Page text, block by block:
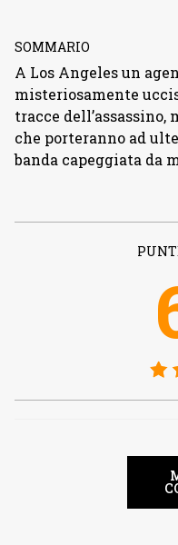
SOMMARIO
A Los Angeles un
misteriosamente
tracce dell’assassino,
che porteranno ad
banda capeggiata da